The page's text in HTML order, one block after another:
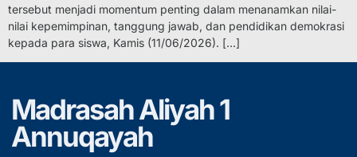
tersebut menjadi momentum penting dalam menanamkan nilai-
nilai kepemimpinan, tanggung jawab, dan pendidikan demokrasi
kepada para siswa, Kamis (11/06/2026). […]
Madrasah Aliyah 1
Annuqayah